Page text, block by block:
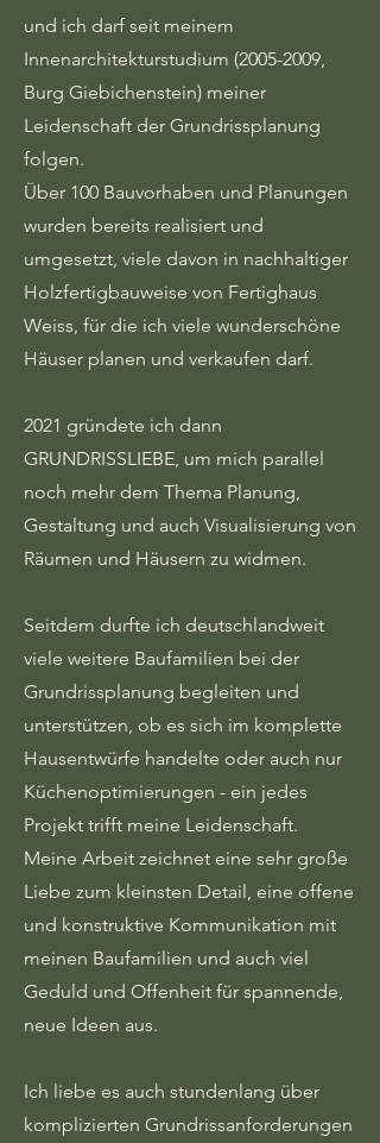
und ich darf seit meinem
Innenarchitekturstudium (2005-2009,
Burg Giebichenstein) meiner
Leidenschaft der Grundrissplanung
folgen.
Über 100 Bauvorhaben und Planungen
wurden bereits realisiert und
umgesetzt, viele davon in nachhaltiger
Holzfertigbauweise von Fertighaus
Weiss, für die ich viele wunderschöne
Häuser planen und verkaufen darf.
2021 gründete ich dann
GRUNDRISSLIEBE, um mich parallel
noch mehr dem Thema Planung,
Gestaltung und auch Visualisierung von
Räumen und Häusern zu widmen.
Seitdem durfte ich deutschlandweit
viele weitere Baufamilien bei der
Grundrissplanung begleiten und
unterstützen, ob es sich im komplette
Hausentwürfe handelte oder auch nur
Küchenoptimierungen - ein jedes
Projekt trifft meine Leidenschaft.
Meine Arbeit zeichnet eine sehr große
Liebe zum kleinsten Detail, eine offene
und konstruktive Kommunikation mit
meinen Baufamilien und auch viel
Geduld und Offenheit für spannende,
neue Ideen aus.
Ich liebe es auch stundenlang über
komplizierten Grundrissanforderungen